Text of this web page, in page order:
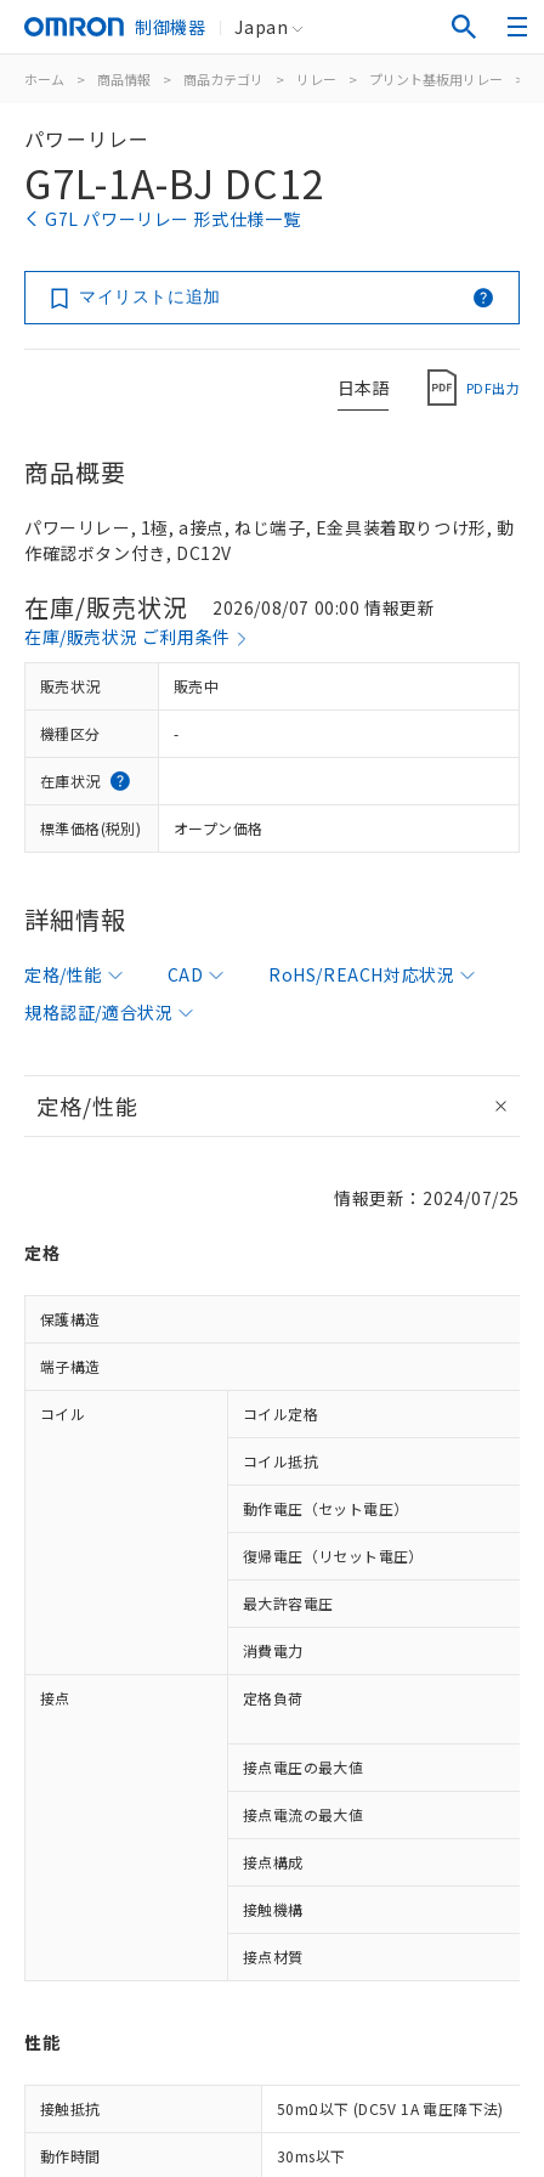
制御機器 Japan
ホーム > 商品情報 > 商品カテゴリ > リレー > プリント基板用リレー >
パワーリレー
G7L-1A-BJ DC12
G7L パワーリレー 形式仕様一覧
マイリストに追加
日本語 PDF出力
商品概要
パワーリレー, 1極, a接点, ねじ端子, E金具装着取りつけ形, 動
作確認ボタン付き, DC12V
在庫/販売状況
2026/08/07 00:00 情報更新
在庫/販売状況 ご利用条件
販売状況 販売中
機種区分 -
在庫状況
標準価格(税別) オープン価格
詳細情報
定格/性能 CAD
RoHS/REACH対応状況
規格認証/適合状況
定格/性能
情報更新：2024/07/25
定格
保護構造
端子構造
コイル コイル定格
コイル抵抗
動作電圧（セット電圧）
復帰電圧（リセット電圧）
最大許容電圧
消費電力
接点 定格負荷
接点電圧の最大値
接点電流の最大値
接点構成
接触機構
接点材質
性能
接触抵抗 50mΩ以下 (DC5V 1A 電圧降下法)
動作時間 30ms以下
ご利用条件
対応予定：EU RoHS指令（10物質）の非含
有に対応した製品に切り替える予定のある
商品です。